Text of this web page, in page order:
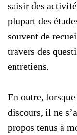
saisir des
plupart des
souvent de
travers des
entretiens.
En outre,
discours, il ne
propos tenus à